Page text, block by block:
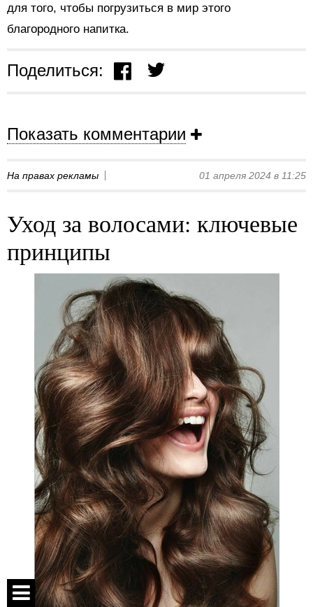
для того, чтобы погрузиться в мир этого
благородного напитка.
Поделиться:
Показать комментарии
На правах рекламы 01 апреля 2024 в 11:25
Уход за волосами: ключевые
принципы